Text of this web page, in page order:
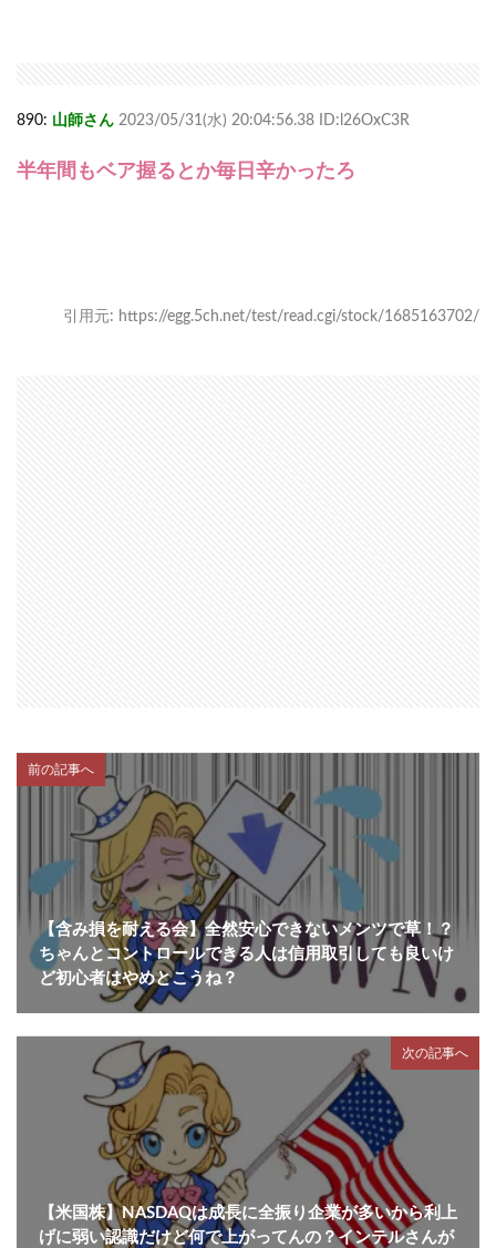
890: 山師さん 2023/05/31(水) 20:04:56.38 ID:l26OxC3R
半年間もベア握るとか毎日辛かったろ
引用元: https://egg.5ch.net/test/read.cgi/stock/1685163702/
前の記事へ
【含み損を耐える会】全然安心できないメンツで草！？
ちゃんとコントロールできる人は信用取引しても良いけ
ど初心者はやめとこうね？
次の記事へ
【米国株】NASDAQは成長に全振り企業が多いから利上
げに弱い認識だけど何で上がってんの？インテルさんが